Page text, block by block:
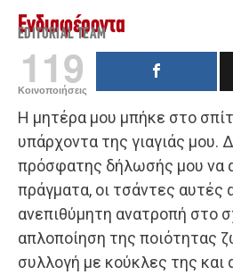
Ενδιαφέροντα
EDITORIAL TEAM
119
Κοινοποιήσεις
Η μητέρα μου μπήκε στο
υπάρχοντα της γιαγιάς μου.
πρόσφατης δήλωσής μου να
πράγματα, οι τσάντες αυτές
ανεπιθύμητη ανατροπή στο
απλοποίηση της ποιότητας
συλλογή με κούκλες της και